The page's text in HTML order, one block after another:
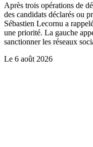
Après trois opérations de
des candidats déclarés ou
Sébastien Lecornu a
une priorité. La gauche
sanctionner les réseaux
Le 6 août 2026